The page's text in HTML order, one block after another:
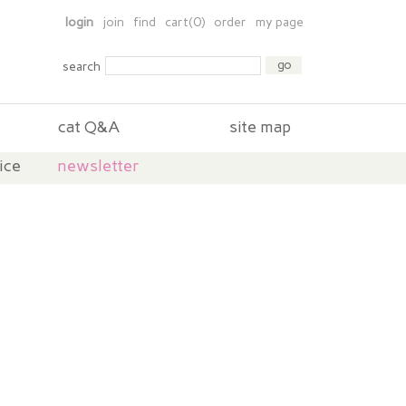
login join find cart(0) order my page
newsletter
cat Q&A site map
search